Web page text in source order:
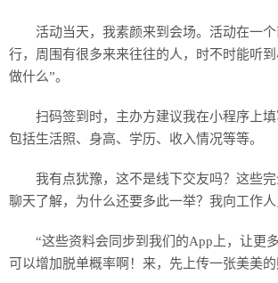
活动当天，我素颜来到会场。活动在一
行，周围有很多来来往往的人，时不时能听
做什么”。
扫码签到时，主办方建议我在小程序上填
包括生活照、身高、学历、收入情况等等。
我有点犹豫，这不是线下交友吗？这些
聊天了解，为什么还要多此一举？我向工作人
“这些资料会同步到我们的App上，让更
可以增加脱单概率啊！来，先上传一张美美